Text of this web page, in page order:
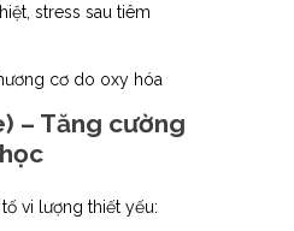
stress sau tiêm
cơ do oxy hóa
– Tăng cường
vi lượng thiết yếu: